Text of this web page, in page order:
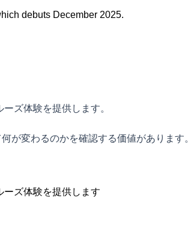
debuts December 2025.
ズ体験を提供します。
が変わるのかを確認する価値があります。
ズ体験を提供します